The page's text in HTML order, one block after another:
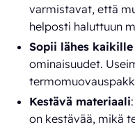
varmistavat, että
helposti haluttuun
Sopii lähes
ominaisuudet.
Kestävä materiaali
on kestävää, mikä